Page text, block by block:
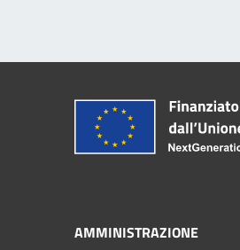
AMMINISTRAZIONE